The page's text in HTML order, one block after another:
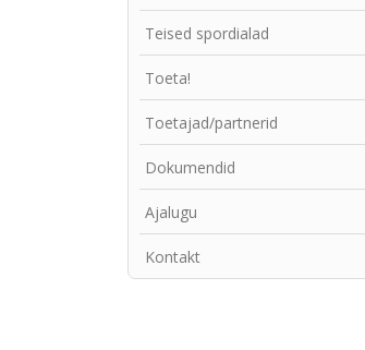
Teised spordialad
Toeta!
Toetajad/partnerid
Dokumendid
Ajalugu
Kontakt